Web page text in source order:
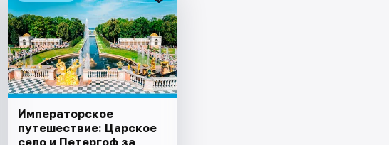
Императорское
путешествие: Царское
село и Петергоф за